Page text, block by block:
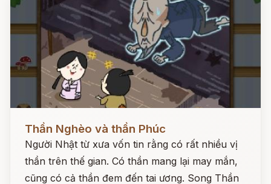
Đọc ngay
Thần Nghèo và thần Phúc
Người Nhật từ xưa vốn tin rằng có rất nhiều vị
thần trên thế gian. Có thần mang lại may mắn,
cũng có cả thần đem đến tai ương. Song Thần